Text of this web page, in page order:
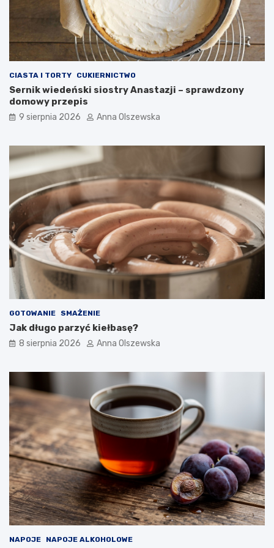
n
w
o
z
e
s
n
u
i
?
CIASTA I TORTY CUKIERNICTWO
Sernik wiedeński siostry Anastazji – sprawdzony
domowy przepis
9 sierpnia 2026 Anna Olszewska
GOTOWANIE SMAŻENIE
Jak długo parzyć kiełbasę?
8 sierpnia 2026 Anna Olszewska
NAPOJE NAPOJE ALKOHOLOWE